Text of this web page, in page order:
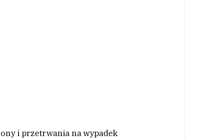
i przetrwania na wypadek